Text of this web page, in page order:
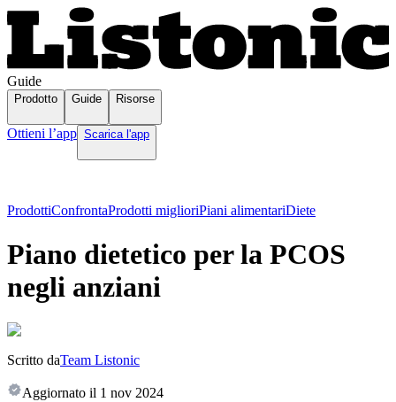
Guide
Prodotto Guide Risorse
Ottieni l’app Scarica l'app
ProdottiConfrontaProdotti miglioriPiani alimentariDiete
Piano dietetico per la PCOS
negli anziani
Scritto daTeam Listonic
Aggiornato il 1 nov 2024